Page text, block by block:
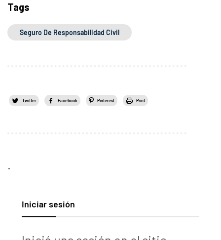
Tags
Seguro De Responsabilidad Civil
Twitter Facebook Pinterest Print
.
Iniciar sesión